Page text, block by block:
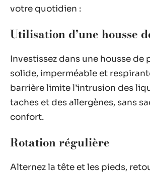
votre quotidien :
Utilisation d’une housse
Investissez dans une housse de
solide, imperméable et
barrière limite l’intrusion des
taches et des allergènes, sans
confort.
Rotation régulière
Alternez la tête et les pieds,